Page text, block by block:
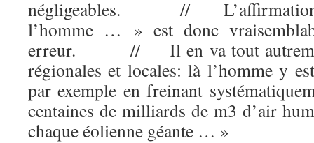
négligeables. //
l’homme … » est donc
erreur. //Il en va tout
régionales et locales: là l’homme y
par exemple en freinant
centaines de milliards de m3 d’air
chaque éolienne géante … »